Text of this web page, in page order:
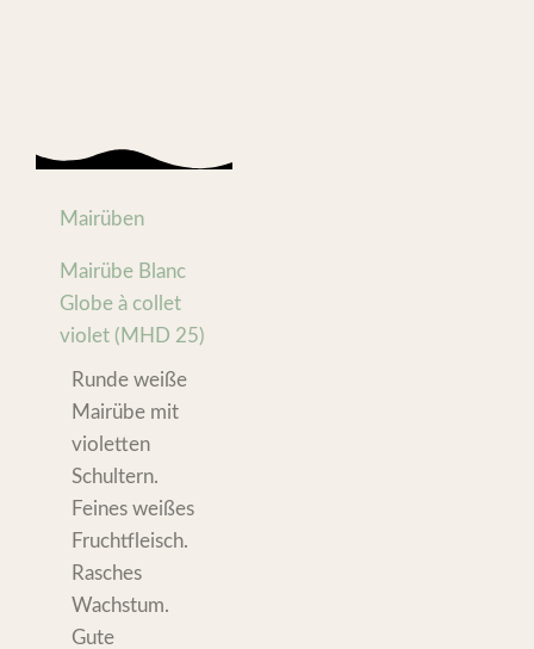
Mairüben
Mairübe Blanc
Globe à collet
violet (MHD 25)
Runde weiße
Mairübe mit
violetten
Schultern.
Feines weißes
Fruchtfleisch.
Rasches
Wachstum.
Gute